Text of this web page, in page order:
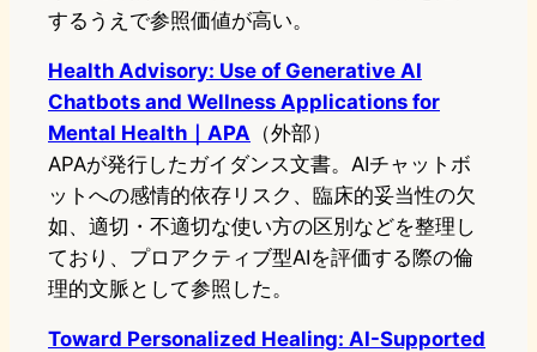
するうえで参照価値が高い。
Health Advisory: Use of Generative AI
Chatbots and Wellness Applications for
Mental Health｜APA （外部）
APAが発行したガイダンス文書。AIチャットボ
ットへの感情的依存リスク、臨床的妥当性の欠
如、適切・不適切な使い方の区別などを整理し
ており、プロアクティブ型AIを評価する際の倫
理的文脈として参照した。
Toward Personalized Healing: AI-Supported